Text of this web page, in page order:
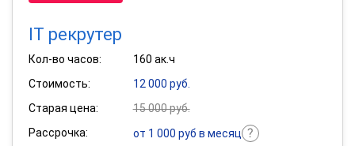
IT рекрутер
Кол-во часов:
160 ак.ч
Стоимость:
12 000 руб.
Старая цена:
15 000 руб.
Рассрочка:
от 1 000 руб в месяц